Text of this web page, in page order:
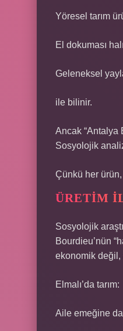
Yöresel tarım
El dokuması
Geleneksel
ile bilinir.
Ancak “Antalya
Sosyolojik
Çünkü her
ÜRETIM
Sosyolojik
Bourdieu’nün
ekonomik değil,
Elmalı’da tarım:
Aile emeğine